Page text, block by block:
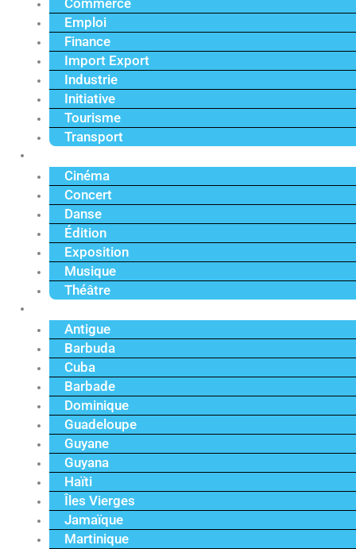
Commerce
Emploi
Finance
Import Export
Industrie
Initiative
Tourisme
Transport
Cinéma
Concert
Danse
Édition
Exposition
Musique
Théâtre
Antigue
Barbuda
Cuba
Barbade
Dominique
Guadeloupe
Guyane
Guyana
Haïti
Îles Vierges
Jamaïque
Martinique